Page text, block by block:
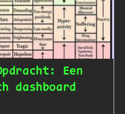
Een
dashboard